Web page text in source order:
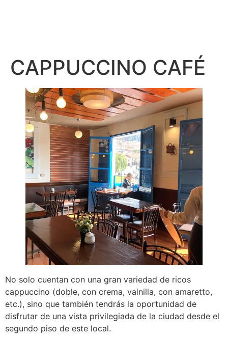
CAPPUCCINO CAFÉ
No solo cuentan con una gran variedad de ricos
cappuccino (doble, con crema, vainilla, con amaretto,
etc.), sino que también tendrás la oportunidad de
disfrutar de una vista privilegiada de la ciudad desde el
segundo piso de este local.